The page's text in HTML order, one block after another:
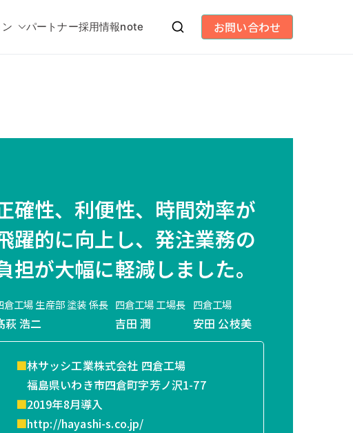
パートナー採用情報note お問い合わせ
確性、利便性、時間効率が
躍的に向上し、発注業務の
担が大幅に軽減しました。
倉工場 生産部 塗装 係長
萩 浩二
四倉工場 工場長
吉田 潤
四倉工場
安田 公枝美
■林サッシ工業株式会社 四倉工場
福島県いわき市四倉町字芳ノ沢1-77
■2019年8月導入
■http://hayashi-s.co.jp/